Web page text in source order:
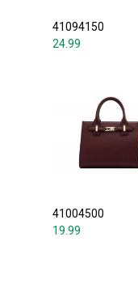
41094150
24.99
41004500
19.99